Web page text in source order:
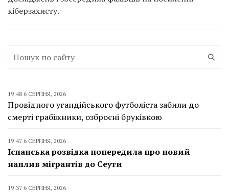
кіберзахисту.
19:48 6 СЕРПНЯ, 2026
Провідного угандійського футболіста забили до
смерті грабіжники, озброєні бруківкою
19:47 6 СЕРПНЯ, 2026
Іспанська розвідка попередила про новий
наплив мігрантів до Сеути
19:37 6 СЕРПНЯ, 2026